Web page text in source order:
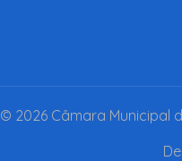
© 2026 Câmara Municipal